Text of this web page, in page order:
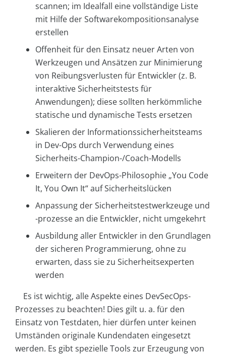
scannen; im Idealfall eine vollständige Liste
mit Hilfe der Softwarekompositionsanalyse
erstellen
Offenheit für den Einsatz neuer Arten von
Werkzeugen und Ansätzen zur Minimierung
von Reibungsverlusten für Entwickler (z. B.
interaktive Sicherheitstests für
Anwendungen); diese sollten herkömmliche
statische und dynamische Tests ersetzen
Skalieren der Informationssicherheitsteams
in Dev-Ops durch Verwendung eines
Sicherheits-Champion-/Coach-Modells
Erweitern der DevOps-Philosophie „You Code
It, You Own It“ auf Sicherheitslücken
Anpassung der Sicherheitstestwerkzeuge und
-prozesse an die Entwickler, nicht umgekehrt
Ausbildung aller Entwickler in den Grundlagen
der sicheren Programmierung, ohne zu
erwarten, dass sie zu Sicherheitsexperten
werden
Es ist wichtig, alle Aspekte eines DevSecOps-
Prozesses zu beachten! Dies gilt u. a. für den
Einsatz von Testdaten, hier dürfen unter keinen
Umständen originale Kundendaten eingesetzt
werden. Es gibt spezielle Tools zur Erzeugung von